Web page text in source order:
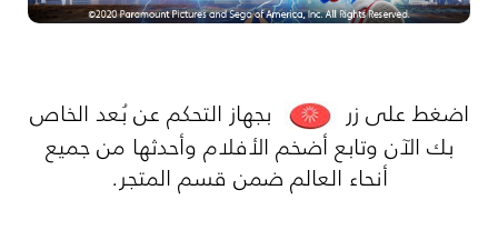
اضغط على زر بجهاز التحكم عن بُعد الخاص
بك الآن وتابع أضخم الأفلام وأحدثها من جميع
أنحاء العالم ضمن قسم المتجر.